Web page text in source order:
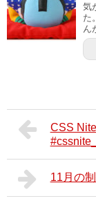
気
た
ん
CSS
11月の